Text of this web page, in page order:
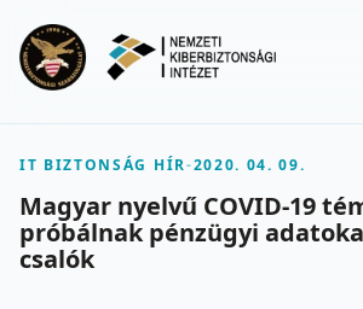
IT BIZTONSÁG HÍR-2020. 04. 09.
Magyar nyelvű COVID-19
próbálnak pénzügyi
csalók